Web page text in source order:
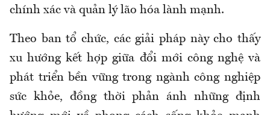
chính xác và quản lý lão hóa lành mạnh.
Theo ban tổ chức, các giải pháp này cho thấy
xu hướng kết hợp giữa đổi mới công nghệ và
phát triển bền vững trong ngành công nghiệp
sức khỏe, đồng thời phản ánh những định